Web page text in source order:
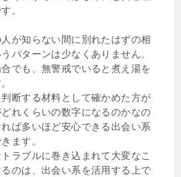
。
人が知らない間に別れたはずの相
パターンは少なくありません。
でも、無警戒でいると煮え湯を
断する材料として確かめた方が
れくらいの数字になるのかなの
ば多いほど安心できる出会い系
ます。
ラブルに巻き込まれて大変なこ
のは、出会い系を活用する上で